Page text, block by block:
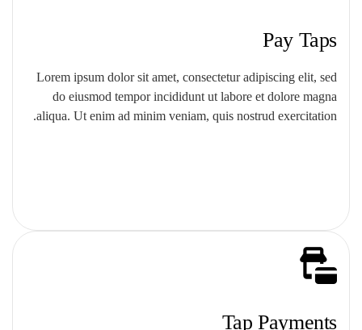
Pay Taps
Lorem ipsum dolor sit amet, consectetur adipiscing elit, sed
do eiusmod tempor incididunt ut labore et dolore magna
aliqua. Ut enim ad minim veniam, quis nostrud exercitation.
Tap Payments